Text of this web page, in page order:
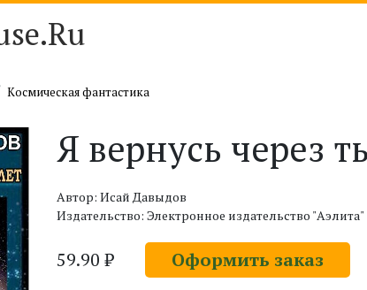
Космическая фантастика
Я вернусь через
Автор: Исай Давыдов
Издательство: Электронное издательство "Аэлита"
59.90 ₽ Оформить заказ